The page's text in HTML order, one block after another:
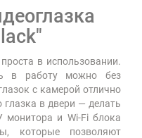
в использовании.
в работу можно без
с камерой отлично
глазка в двери — делать
монитора и Wi-Fi блока
которые позволяют